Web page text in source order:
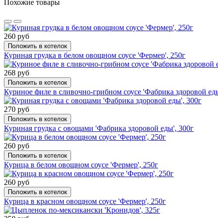
Похожие товары
260 руб
Положить в котелок
Куриная грудка в белом овощном соусе 'Фермер', 250г
268 руб
Положить в котелок
Куриное филе в сливочно-грибном соусе 'Фабрика здоровой
270 руб
Положить в котелок
Куриная грудка с овощами 'Фабрика здоровой еды', 300г
260 руб
Положить в котелок
Курица в белом овощном соусе 'Фермер', 250г
260 руб
Положить в котелок
Курица в красном овощном соусе 'Фермер', 250г